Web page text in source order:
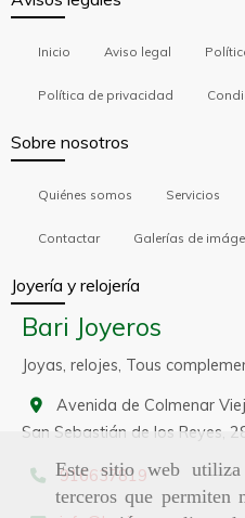
Este sitio web
terceros que permiten
Inicio Aviso legal
Política de privacidad
Sobre nosotros
Quiénes somos Servicios
Contactar Galerías de
Joyería y relojería
Bari Joyeros
Joyas, relojes, Tous
Avenida de Colmenar
San Sebastián de los Reyes,
916637819